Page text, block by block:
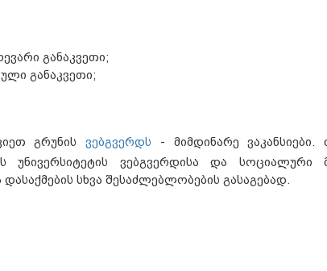
განაკვეთი;
განაკვეთი;
გრუნისვებგვერდს - მიმდინარე ვაკანსიები.
ვებგვერდისა და სოციალური
სხვა შესაძლებლობების გასაგებად.